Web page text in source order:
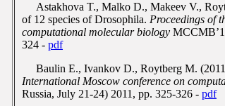
Astakhova T., Malko D., Makeev V.,
of 12 species of Drosophila. Proceedings of
computational molecular biology
324 - pdf
Baulin E., Ivankov D., Roytberg M.
International Moscow conference on
Russia, July 21-24) 2011, pp. 325-326 - pdf